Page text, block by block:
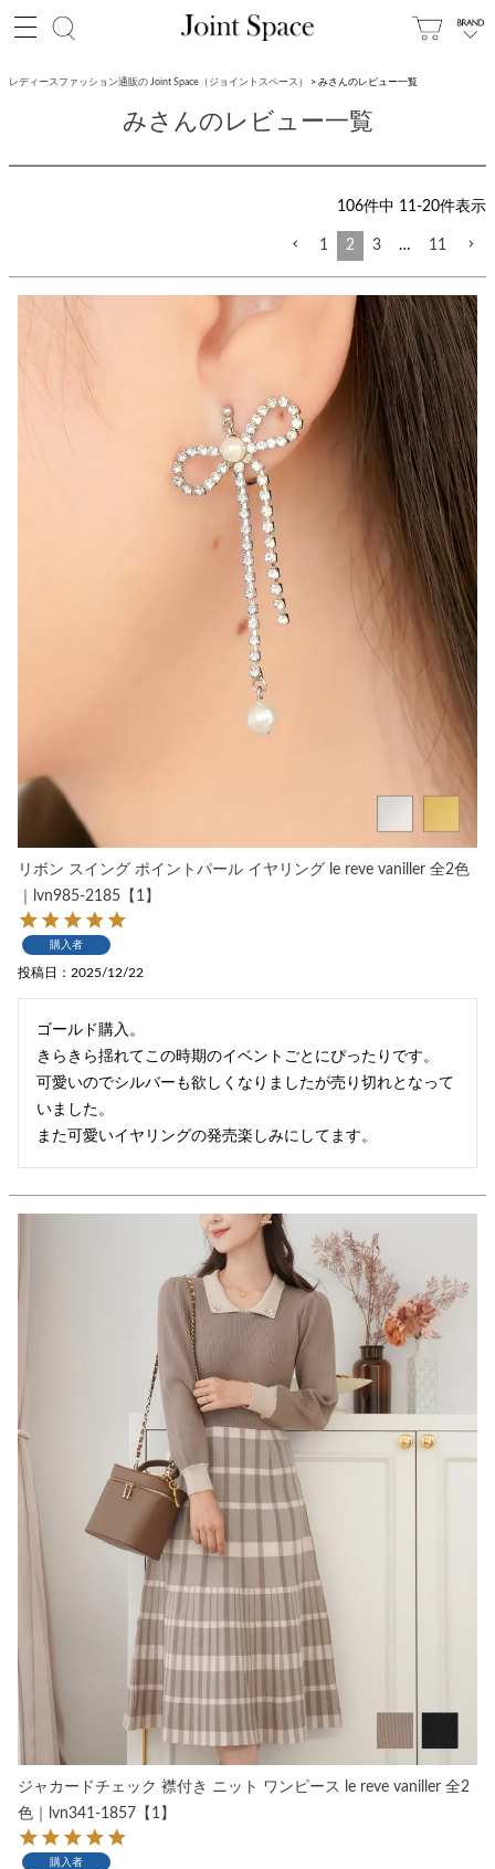
レディースファッション通販の Joint Space（ジョイントスペース） みさんのレビュー一覧
みさんのレビュー一覧
106件中 11-20件表示
1 2 3 … 11
リボン スイング ポイントパール イヤリング le reve vaniller 全2色
｜lvn985-2185【1】
購入者
投稿日 2025/12/22
ゴールド購入。
きらきら揺れてこの時期のイベントごとにぴったりです。
可愛いのでシルバーも欲しくなりましたが売り切れとなって
いました。
また可愛いイヤリングの発売楽しみにしてます。
ジャカードチェック 襟付き ニット ワンピース le reve vaniller 全2
色｜lvn341-1857【1】
購入者